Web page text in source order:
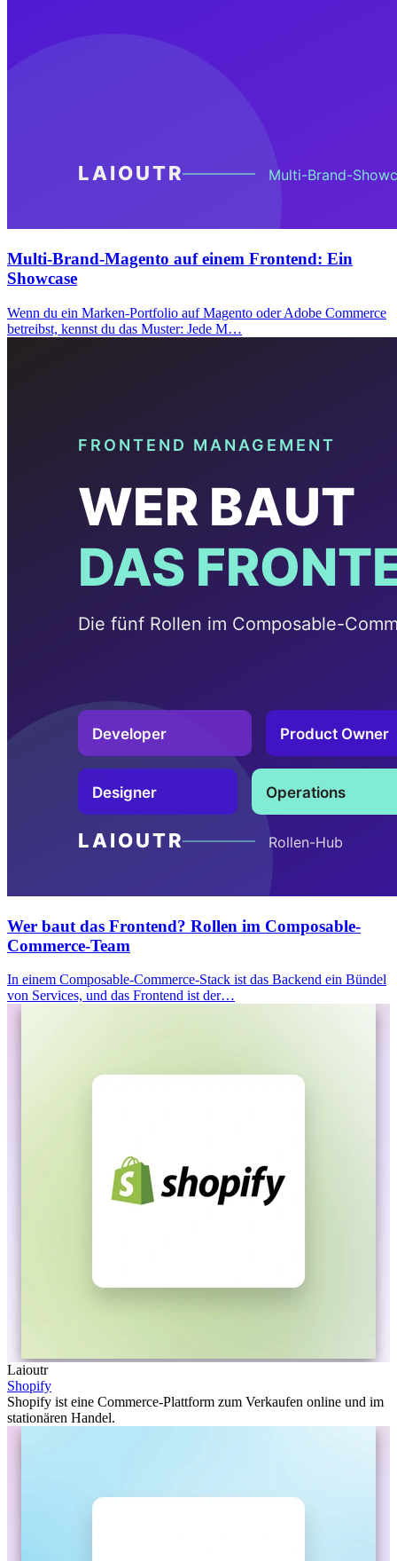
Multi-Brand-Magento auf einem Frontend: Ein
Showcase
Wenn du ein Marken-Portfolio auf Magento oder Adobe Commerce
betreibst, kennst du das Muster: Jede M…
Wer baut das Frontend? Rollen im Composable-
Commerce-Team
In einem Composable-Commerce-Stack ist das Backend ein Bündel
von Services, und das Frontend ist der…
Laioutr
Shopify
Shopify ist eine Commerce-Plattform zum Verkaufen online und im
stationären Handel.